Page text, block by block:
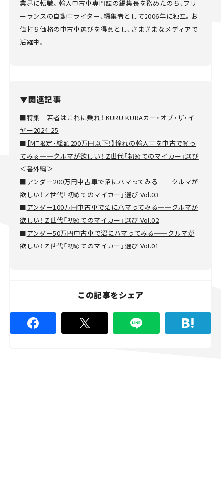
業界に転職。輸入中古車専門誌の編集長を務めたのち、フリ
ーランスの自動車ライター、編集者として2006年に独立。お
値打ち価格の中古車選びを得意とし、さまざまなメディアで
活躍中。
▼関連記事
■特集｜若者はこれに乗れ！ KURU KURAカー・オブ・ザ・イ
ヤー2024-25
■ 【MT限定・総額200万円以下！】憧れの輸入車を中古で買っ
てみる──クルマが欲しい！ Z世代「初めてのマイカー」選び
＜番外編＞
■アンダー200万円中古車で沼にハマってみる──クルマが
欲しい！ Z世代「初めてのマイカー」選び Vol.03
■アンダー100万円中古車で沼にハマってみる──クルマが
欲しい！ Z世代「初めてのマイカー」選び Vol.02
■アンダー50万円中古車で沼にハマってみる──クルマが
欲しい！ Z世代「初めてのマイカー」選び Vol.01
この記事をシェア